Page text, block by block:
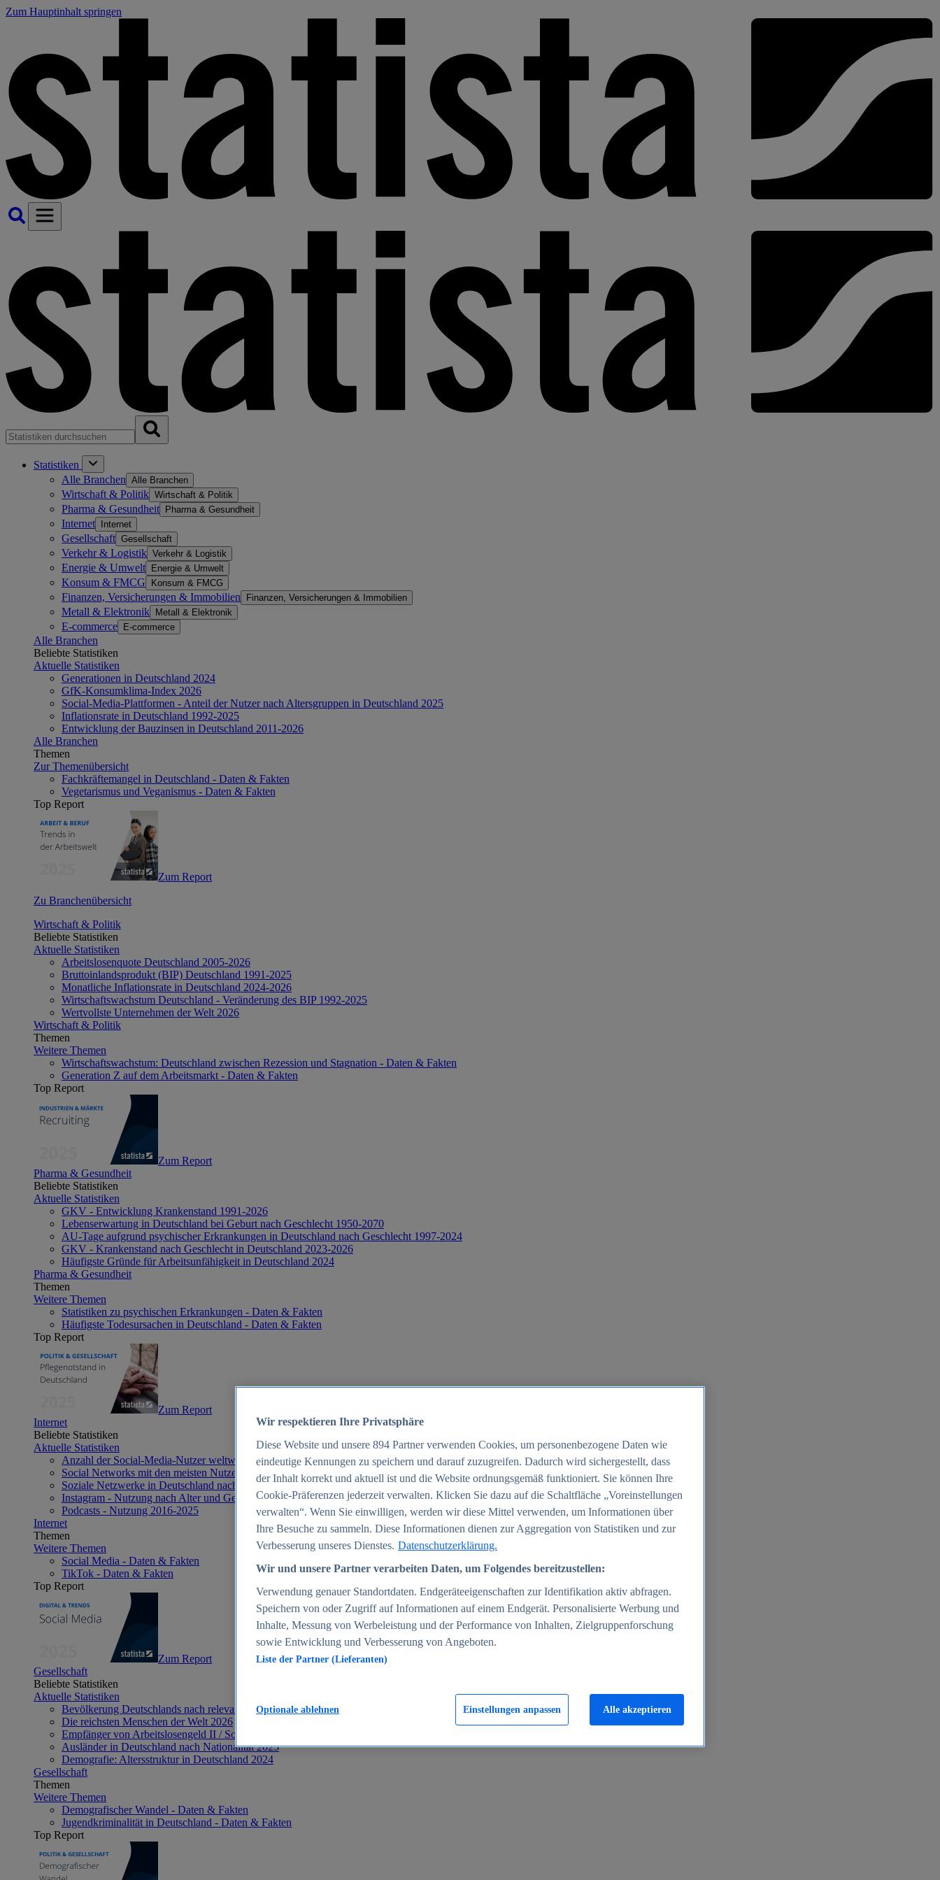
Zum Hauptinhalt springen
Statistiken
Alle Branchen Alle Branchen
Wirtschaft & Politik Wirtschaft & Politik
Pharma & Gesundheit Pharma & Gesundheit
Internet Internet
Gesellschaft Gesellschaft
Verkehr & Logistik Verkehr & Logistik
Energie & Umwelt Energie & Umwelt
Konsum & FMCG Konsum & FMCG
Finanzen, Versicherungen & Immobilien Finanzen, Versicherungen & Immobilien
Metall & Elektronik Metall & Elektronik
E-commerce E-commerce
Alle Branchen
Beliebte Statistiken
Aktuelle Statistiken
Generationen in Deutschland 2024
GfK-Konsumklima-Index 2026
Social-Media-Plattformen - Anteil der Nutzer nach Altersgruppen in Deutschland 2025
Inflationsrate in Deutschland 1992-2025
Entwicklung der Bauzinsen in Deutschland 2011-2026
Alle Branchen
Themen
Zur Themenübersicht
Fachkräftemangel in Deutschland - Daten & Fakten
Vegetarismus und Veganismus - Daten & Fakten
Top Report
Zum Report
Zu Branchenübersicht
Wirtschaft & Politik
Beliebte Statistiken
Aktuelle Statistiken
Arbeitslosenquote Deutschland 2005-2026
Bruttoinlandsprodukt (BIP) Deutschland 1991-2025
Monatliche Inflationsrate in Deutschland 2024-2026
Wirtschaftswachstum Deutschland - Veränderung des BIP 1992-2025
Wertvollste Unternehmen der Welt 2026
Wirtschaft & Politik
Themen
Weitere Themen
Wirtschaftswachstum: Deutschland zwischen Rezession und Stagnation - Daten & Fakten
Generation Z auf dem Arbeitsmarkt - Daten & Fakten
Top Report
Zum Report
Pharma & Gesundheit
Beliebte Statistiken
Aktuelle Statistiken
GKV - Entwicklung Krankenstand 1991-2026
Lebenserwartung in Deutschland bei Geburt nach Geschlecht 1950-2070
AU-Tage aufgrund psychischer Erkrankungen in Deutschland nach Geschlecht 1997-2024
GKV - Krankenstand nach Geschlecht in Deutschland 2023-2026
Häufigste Gründe für Arbeitsunfähigkeit in Deutschland 2024
Pharma & Gesundheit
Themen
Weitere Themen
Statistiken zu psychischen Erkrankungen - Daten & Fakten
Häufigste Todesursachen in Deutschland - Daten & Fakten
Top Report
Zum Report
Internet
Beliebte Statistiken
Aktuelle Statistiken
Anzahl der Social-Media-Nutzer weltweit 2012-2025
Social Networks mit den meisten Nutzern weltweit 2025
Soziale Netzwerke in Deutschland nach Generationen 2025
Instagram - Nutzung nach Alter und Geschlecht in Deutschland 2025
Podcasts - Nutzung 2016-2025
Internet
Themen
Weitere Themen
Social Media - Daten & Fakten
TikTok - Daten & Fakten
Top Report
Zum Report
Gesellschaft
Beliebte Statistiken
Aktuelle Statistiken
Bevölkerung Deutschlands nach relevanten Altersgruppen 2024
Die reichsten Menschen der Welt 2026
Empfänger von Arbeitslosengeld II / Sozialgeld / Bürgergeld in Deutschland 2005-2025
Ausländer in Deutschland nach Nationalität 2025
Demografie: Altersstruktur in Deutschland 2024
Gesellschaft
Themen
Weitere Themen
Demografischer Wandel - Daten & Fakten
Jugendkriminalität in Deutschland - Daten & Fakten
Top Report
Wir respektieren Ihre Privatsphäre
Diese Website und unsere 894 Partner verwenden Cookies, um personenbezogene Daten wie
eindeutige Kennungen zu speichern und darauf zuzugreifen. Dadurch wird sichergestellt, dass
der Inhalt korrekt und aktuell ist und die Website ordnungsgemäß funktioniert. Sie können Ihre
Cookie-Präferenzen jederzeit verwalten. Klicken Sie dazu auf die Schaltfläche „Voreinstellungen
verwalten“. Wenn Sie einwilligen, werden wir diese Mittel verwenden, um Informationen über
Ihre Besuche zu sammeln. Diese Informationen dienen zur Aggregation von Statistiken und zur
Verbesserung unseres Dienstes. Datenschutzerklärung.
Wir und unsere Partner verarbeiten Daten, um Folgendes bereitzustellen:
Verwendung genauer Standortdaten. Endgeräteeigenschaften zur Identifikation aktiv abfragen.
Speichern von oder Zugriff auf Informationen auf einem Endgerät. Personalisierte Werbung und
Inhalte, Messung von Werbeleistung und der Performance von Inhalten, Zielgruppenforschung
sowie Entwicklung und Verbesserung von Angeboten.
Liste der Partner (Lieferanten)
Einstellungen anpassen
Optionale ablehnen Alle akzeptieren